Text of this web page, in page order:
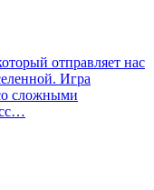
отправляет нас
Игра
сложными